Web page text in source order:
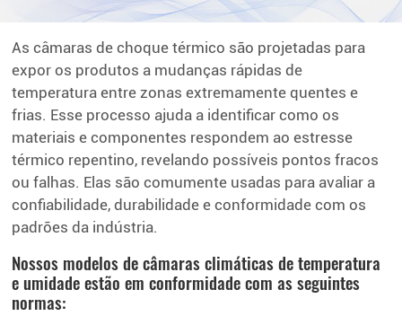
As câmaras de choque térmico são projetadas para
expor os produtos a mudanças rápidas de
temperatura entre zonas extremamente quentes e
frias. Esse processo ajuda a identificar como os
materiais e componentes respondem ao estresse
térmico repentino, revelando possíveis pontos fracos
ou falhas. Elas são comumente usadas para avaliar a
confiabilidade, durabilidade e conformidade com os
padrões da indústria.
Nossos modelos de câmaras climáticas de temperatura
e umidade estão em conformidade com as seguintes
normas: